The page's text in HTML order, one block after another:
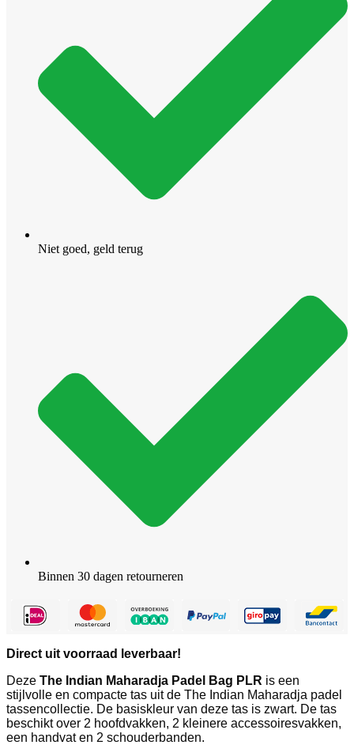
Niet goed, geld terug
Binnen 30 dagen retourneren
Direct uit voorraad leverbaar!
Deze The Indian Maharadja Padel Bag PLR is een
stijlvolle en compacte tas uit de The Indian Maharadja padel
tassencollectie. De basiskleur van deze tas is zwart. De tas
beschikt over 2 hoofdvakken, 2 kleinere accessoiresvakken,
een handvat en 2 schouderbanden.